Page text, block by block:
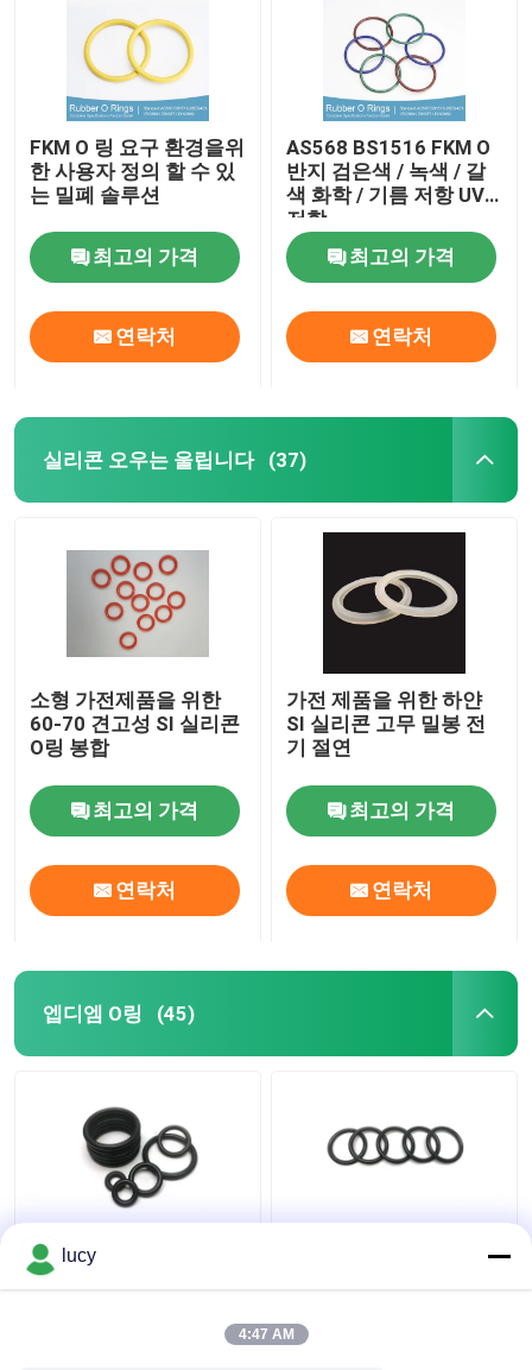
FKM O 링 요구 환경을위
한 사용자 정의 할 수 있
는 밀폐 솔루션
최고의 가격
연락처
AS568 BS1516 FKM O
반지 검은색 / 녹색 / 갈
색 화학 / 기름 저항 UV
저항
최고의 가격
연락처
실리콘 오우는 울립니다 (37)
소형 가전제품을 위한
60-70 견고성 SI 실리콘
O링 봉합
최고의 가격
연락처
가전 제품을 위한 하얀
SI 실리콘 고무 밀봉 전
기 절연
최고의 가격
연락처
엡디엠 O링 (45)
70-80 견고성 EPDM 오
우는 의학 장비에서 검
검은 맞춘 EPDM 링 개스
lucy
4:47 AM